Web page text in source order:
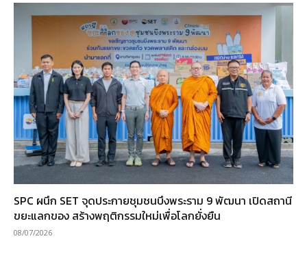
SPC ผนึก SET จุดประกายชุมชนบึงพระราม 9 พัฒนา เปิดสถานี
ขยะแลกของ สร้างพฤติกรรมใหม่เพื่อโลกยั่งยืน
08/07/2026